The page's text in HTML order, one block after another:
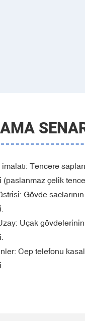
imalatı: Tencere
(paslanmaz çelik
Gövde
Uçak
Cep telefonu